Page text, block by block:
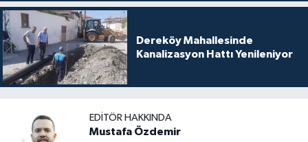
Dereköy Mahallesinde
Kanalizasyon Hattı Yenileniyor
EDITÖR HAKKINDA
Mustafa Özdemir